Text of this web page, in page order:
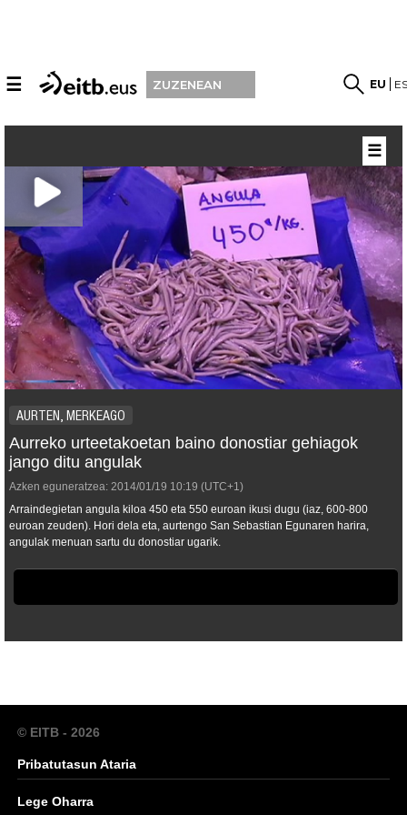
☰ ZUZENEAN EU
AURTEN, MERKEAGO
Aurreko urteetakoetan baino donostiar gehiagok
jango ditu angulak
Azken eguneratzea: 2014/01/19 10:19 (UTC+1)
Arraindegietan angula kiloa 450 eta 550 euroan ikusi dugu (iaz, 600-800
euroan zeuden). Hori dela eta, aurtengo San Sebastian Egunaren harira,
angulak menuan sartu du donostiar ugarik.
☰
© EITB - 2026
Pribatutasun Ataria
Lege Oharra